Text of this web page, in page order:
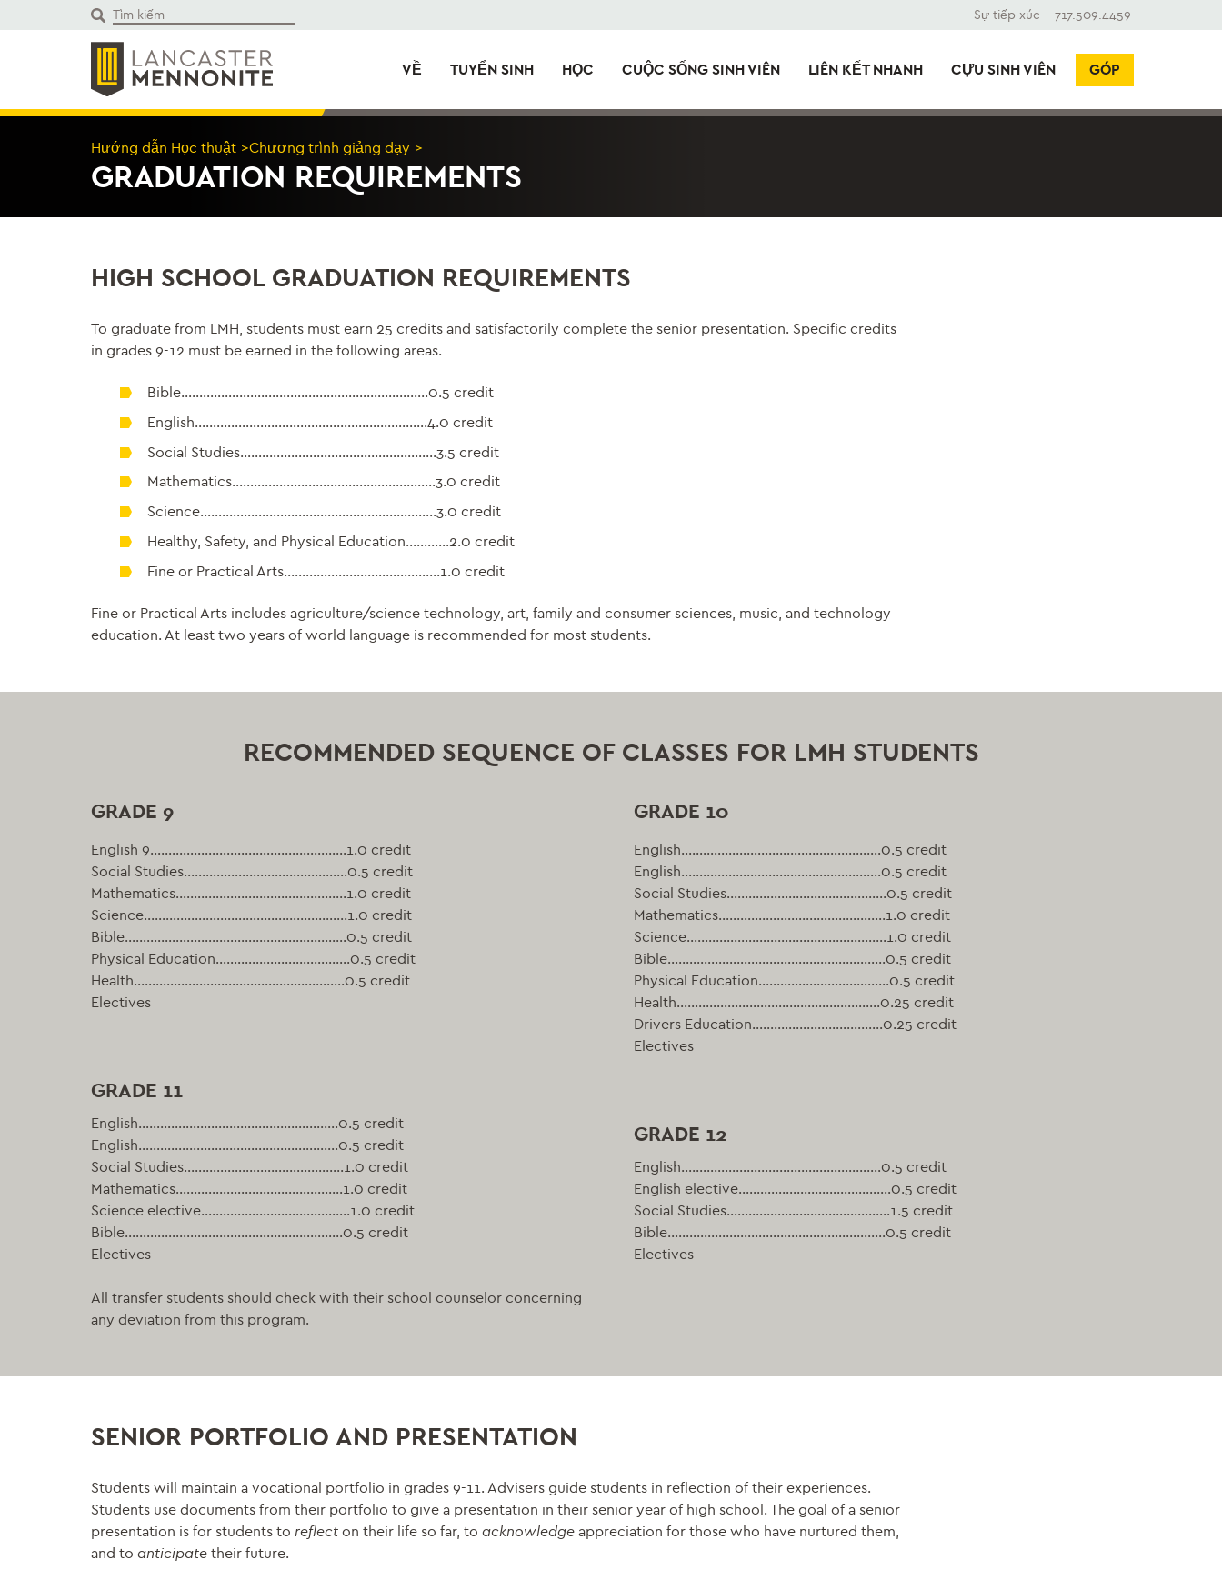
để
dung
Sự tiếp xúc 717.509.4459
VỀ TUYỂN SINH HỌC CUỘC SỐNG SINH VIÊN LIÊN KẾT NHANH CỰU SINH VIÊN GÓP
Hướng dẫn Học thuật >Chương trình giảng dạy >
GRADUATION REQUIREMENTS
HIGH SCHOOL GRADUATION REQUIREMENTS
To graduate from LMH, students must earn 25 credits and satisfactorily complete the senior presentation. Specific credits
in grades 9-12 must be earned in the following areas.
Bible…………………………………………………………..0.5 credit
English……………………………………………………….4.0 credit
Social Studies………………………………………………3.5 credit
Mathematics………………………………………………..3.0 credit
Science………………………………………………………..3.0 credit
Healthy, Safety, and Physical Education…………2.0 credit
Fine or Practical Arts…………………………………….1.0 credit
Fine or Practical Arts includes agriculture/science technology, art, family and consumer sciences, music, and technology
education. At least two years of world language is recommended for most students.
RECOMMENDED SEQUENCE OF CLASSES FOR LMH STUDENTS
GRADE 9
English 9………………………………………………1.0 credit
Social Studies………………………………………0.5 credit
Mathematics………………………………………..1.0 credit
Science………………………………………………..1.0 credit
Bible…………………………………………………….0.5 credit
Physical Education……………………………….0.5 credit
Health………………………………………………….0.5 credit
Electives
GRADE 11
English……………………………………………….0.5 credit
English……………………………………………….0.5 credit
Social Studies……………………………………..1.0 credit
Mathematics……………………………………….1.0 credit
Science elective…………………………………..1.0 credit
Bible……………………………………………………0.5 credit
Electives
All transfer students should check with their school counselor concerning
any deviation from this program.
GRADE 10
English……………………………………………….0.5 credit
English……………………………………………….0.5 credit
Social Studies……………………………………..0.5 credit
Mathematics……………………………………….1.0 credit
Science……………………………………………….1.0 credit
Bible……………………………………………………0.5 credit
Physical Education………………………………0.5 credit
Health………………………………………………..0.25 credit
Drivers Education………………………………0.25 credit
Electives
GRADE 12
English……………………………………………….0.5 credit
English elective……………………………………0.5 credit
Social Studies………………………………………1.5 credit
Bible……………………………………………………0.5 credit
Electives
SENIOR PORTFOLIO AND PRESENTATION
Students will maintain a vocational portfolio in grades 9-11. Advisers guide students in reflection of their experiences.
Students use documents from their portfolio to give a presentation in their senior year of high school. The goal of a senior
presentation is for students to reflect on their life so far, to acknowledge appreciation for those who have nurtured them,
and to anticipate their future.